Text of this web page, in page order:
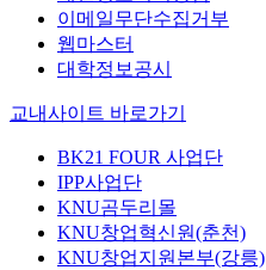
이메일무단수집거부
웹마스터
대학정보공시
교내사이트 바로가기
BK21 FOUR 사업단
IPP사업단
KNU곰두리몰
KNU창업혁신원(춘천)
KNU창업지원본부(강릉)